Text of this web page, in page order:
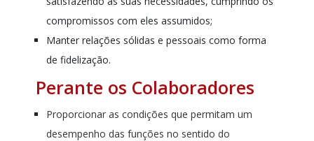
compromissos com eles assumidos;
Manter relações sólidas e pessoais como forma
de fidelização.
Perante os Colaboradores
Proporcionar as condições que permitam um
desempenho das funções no sentido do